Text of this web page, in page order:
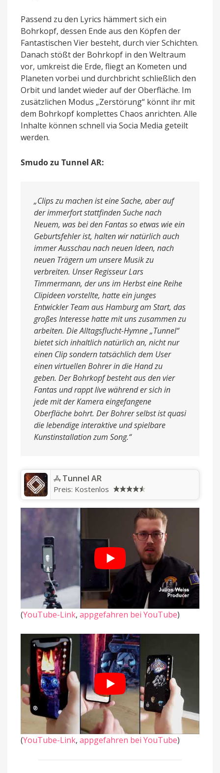
Passend zu den Lyrics hämmert sich ein
Bohrkopf, dessen Ende aus den Köpfen der
Fantastischen Vier besteht, durch vier Schichten.
Danach stößt der Bohrkopf in den Weltraum
vor, umkreist die Erde, fliegt an Kometen und
Planeten vorbei und durchbricht schließlich den
Orbit und landet wieder auf der Oberfläche. Im
zusätzlichen Modus „Zerstörung“ könnt ihr mit
dem Bohrkopf komplettes Chaos anrichten. Alle
Inhalte können schnell via Socia Media geteilt
werden.
Smudo zu Tunnel AR:
„Clips zu machen ist eine Sache, aber auf
der immerfort stattfinden Suche nach
Neuem, was bei den Fantas so etwas wie ein
Geburtsfehler ist, halten wir natürlich auch
immer Ausschau nach neuen Ideen, nach
neuen Trägern um unsere Musik zu
verbreiten. Unser Regisseur Lars
Timmermann, der uns im Herbst eine Reihe
Clipideen vorstellte, hatte ein junges
Entwickler Team aus Hamburg am Start, das
großes Interesse hatte mit uns zusammen zu
arbeiten. Die Alltagsflucht-Hymne „Tunnel“
bietet sich inhaltlich natürlich an, nicht nur
einen Clip sondern tatsächlich dem User
einen virtuellen Bohrer in die Hand zu
geben. Der Bohrkopf besteht aus den vier
Fantas und rappt live während er sich in
jede mit der Kamera eingefangene
Oberfläche bohrt. Der Bohrer selbst ist quasi
die lebendige interaktive und spielbare
Kunstinstallation zum Song.“
‎Tunnel AR
Preis: Kostenlos
(YouTube-Link, appgefahren bei YouTube)
(YouTube-Link, appgefahren bei YouTube)